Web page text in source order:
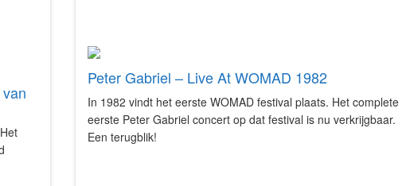
Peter Gabriel – Live At WOMAD 1982
In 1982 vindt het eerste WOMAD festival plaats. Het complete
eerste Peter Gabriel concert op dat festival is nu verkrijgbaar.
Een terugblik!